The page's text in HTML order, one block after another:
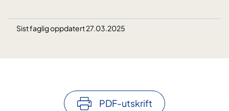
Sist faglig oppdatert 27.03.2025
PDF-utskrift